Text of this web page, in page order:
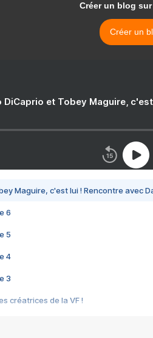
Créer un blog
Créer un
DiCaprio et Tobey Maguire,
Maguire, c'est lui ! Rencontre avec
6
5
4
3
créatrices de la VF !